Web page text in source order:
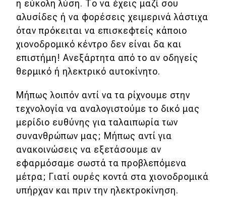
η εύκολη λύση. Το να έχεις μαζί σου
αλυσίδες ή να φορέσεις χειμερινά λάστιχα
όταν πρόκειται να επισκεφτείς κάποιο
χιονοδρομικό κέντρο δεν είναι δα και
επιστήμη! Ανεξάρτητα από το αν οδηγείς
θερμικό ή ηλεκτρικό αυτοκίνητο.
Μήπως λοιπόν αντί να τα ρίχνουμε στην
τεχνολογία να αναλογιστούμε το δικό μας
μερίδιο ευθύνης για ταλαιπωρία των
συνανθρώπων μας; Μήπως αντί για
ανακοινώσεις να εξετάσουμε αν
εφαρμόσαμε σωστά τα προβλεπόμενα
μέτρα; Γιατί ουρές κοντά στα χιονοδρομικά
υπήρχαν και πριν την ηλεκτροκίνηση.